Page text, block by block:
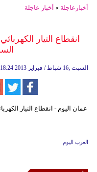
أخبارعاجلة » أخبار عاجلة
انقطاع التيار
18:24 2013 السبت ,16 شباط / فبراير
العرب اليوم